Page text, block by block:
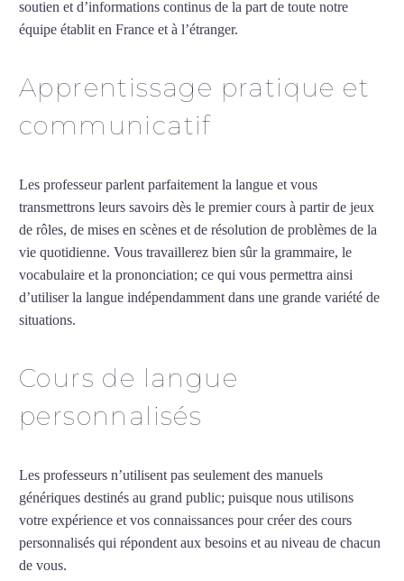
soutien et d’informations continus de la part de toute notre
équipe établit en France et à l’étranger.
Apprentissage pratique et
communicatif
Les professeur parlent parfaitement la langue et vous
transmettrons leurs savoirs dès le premier cours à partir de jeux
de rôles, de mises en scènes et de résolution de problèmes de la
vie quotidienne. Vous travaillerez bien sûr la grammaire, le
vocabulaire et la prononciation; ce qui vous permettra ainsi
d’utiliser la langue indépendamment dans une grande variété de
situations.
Cours de langue
personnalisés
Les professeurs n’utilisent pas seulement des manuels
génériques destinés au grand public; puisque nous utilisons
votre expérience et vos connaissances pour créer des cours
personnalisés qui répondent aux besoins et au niveau de chacun
de vous.